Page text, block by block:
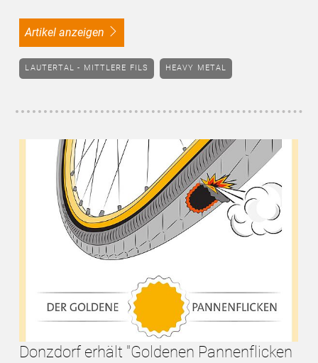
Artikel anzeigen
LAUTERTAL - MITTLERE FILS HEAVY METAL
Donzdorf erhält "Goldenen Pannenflicken